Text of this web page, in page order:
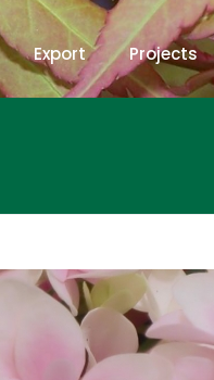
Export Projects